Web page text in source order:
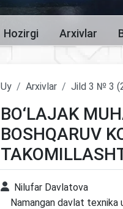
Hozirgi Arxivlar
Uy Arxivlar Jild 3 № 3
BO‘LAJAK
BOSHQARUV
Nilufar Davlatova
Namangan davlat texnika